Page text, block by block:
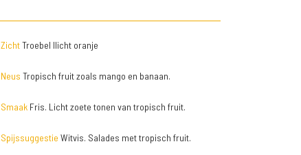
ZichtTroebel llicht oranje
Neus Tropisch fruit zoals mango en banaan.
SmaakFris. Licht zoete tonen van tropisch fruit.
Spijssuggestie Witvis. Salades met tropisch fruit.